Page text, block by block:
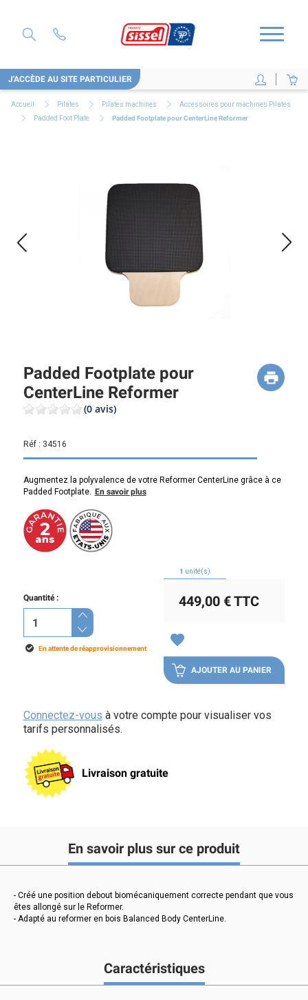
J'ACCÈDE AU SITE PARTICULIER
Accueil Pilates Pilates machines
Accessoires pour machines Pilates
Padded Foot Plate
Padded Footplate pour CenterLine Reformer
Padded Footplate pour
CenterLine Reformer
(0 avis)
Réf : 34516
Augmentez la polyvalence de votre Reformer CenterLine grâce à ce
Padded Footplate. En savoir plus
Quantité :
En attente de réapprovisionnement
1 unité(s)
449,00 €TTC
favorite
AJOUTER AU PANIER
Connectez-vous à votre compte pour visualiser vos
tarifs personnalisés.
Livraison gratuite
En savoir plus sur ce produit
- Créé une position debout biomécaniquement correcte pendant que vous
êtes allongé sur le Reformer.
- Adapté au reformer en bois Balanced Body CenterLine.
Caractéristiques